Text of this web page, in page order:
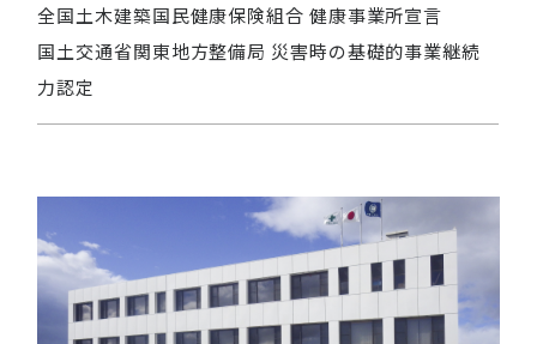
全国土木建築国民健康保険組合 健康事業所宣言
国土交通省関東地方整備局 災害時の基礎的事業継続
力認定